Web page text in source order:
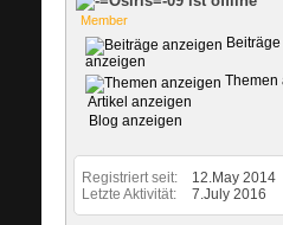
Member
Beiträge
anzeigen
Themen
Artikel anzeigen
Blog anzeigen
Registriert seit
12.May 2014
Letzte Aktivität
7.July 2016